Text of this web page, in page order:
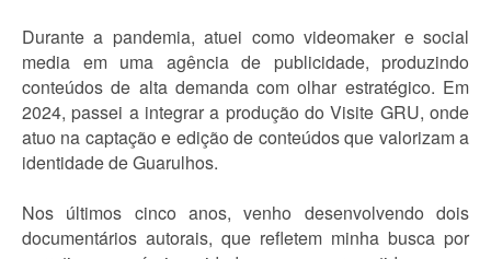
Durante a pandemia, atuei como videomaker e social
media em uma agência de publicidade, produzindo
conteúdos de alta demanda com olhar estratégico. Em
2024, passei a integrar a produção do Visite GRU, onde
atuo na captação e edição de conteúdos que valorizam a
identidade de Guarulhos.
Nos últimos cinco anos, venho desenvolvendo dois
documentários autorais, que refletem minha busca por